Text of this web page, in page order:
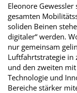
Eleonore
gesamten
soliden Beinen
digitaler“ werden.
nur gemeinsam
Luftfahrtstrategie in
und den zweiten mit
Technologie und
Bereiche stärker